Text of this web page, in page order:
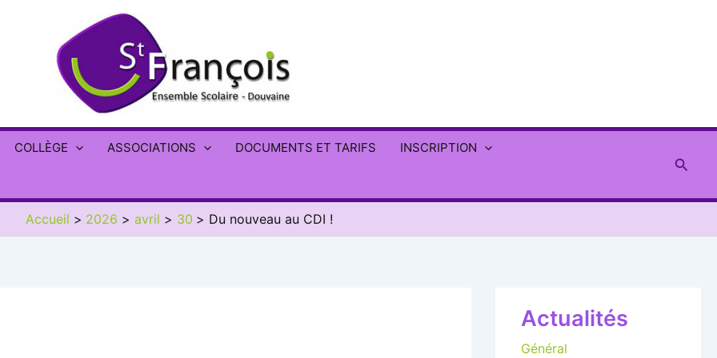
COLLÈGE ASSOCIATIONS DOCUMENTS ET TARIFS INSCRIPTION
Accueil 2026 avril 30 Du nouveau au CDI !
Actualités
Général